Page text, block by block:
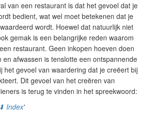
van een restaurant is dat het gevoel dat je
bedient, wat wel moet betekenen dat je
wordt. Hoewel dat natuurlijk niet
gemak is een belangrijke reden waarom
restaurant. Geen inkopen hoeven doen
en afwassen is tenslotte een ontspannende
het gevoel van waardering dat je creëert bij
Dit gevoel van het creëren van
is terug te vinden in het spreekwoord:
⬇ Index'